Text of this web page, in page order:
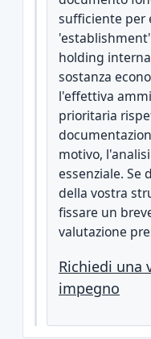
sufficiente per
holding
sostanza
l'effettiva
prioritaria
motivo,
essenziale. Se
della vostra
fissare un
valutazione
Richiedi una
impegno